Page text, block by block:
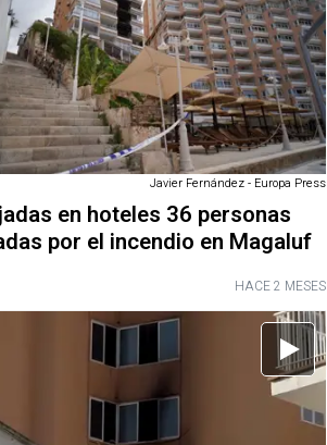
Javier Fernández - Europa Press
en hoteles 36 personas
por el incendio en Magaluf
HACE 2 MESES